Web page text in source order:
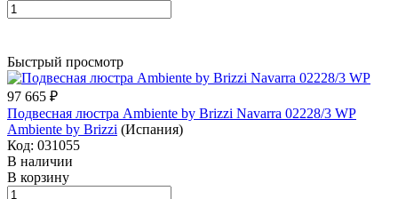
Быстрый просмотр
97 665 ₽
Подвесная люстра Ambiente by Brizzi Navarra 02228/3 WP
Ambiente by Brizzi (Испания)
Код: 031055
В наличии
В корзину